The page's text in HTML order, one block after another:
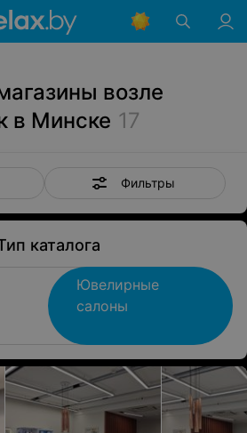
возле
в Минске 17
Фильтры
каталога
Ювелирные
салоны